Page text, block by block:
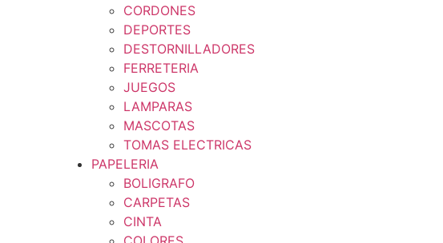
CORDONES
DEPORTES
DESTORNILLADORES
FERRETERIA
JUEGOS
LAMPARAS
MASCOTAS
TOMAS ELECTRICAS
PAPELERIA
BOLIGRAFO
CARPETAS
CINTA